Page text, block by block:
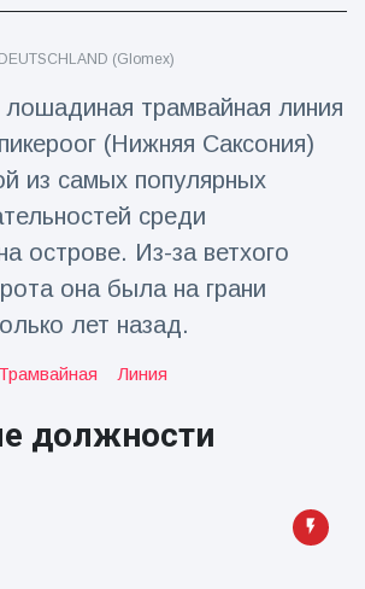
новости
из
смех у
206
в
195
из
(Glomex)
лошадиная трамвайная линия
(Нижняя Саксония)
из самых популярных
среди
острове. Из-за ветхого
она была на грани
лет назад.
Трамвайная Линия
должности